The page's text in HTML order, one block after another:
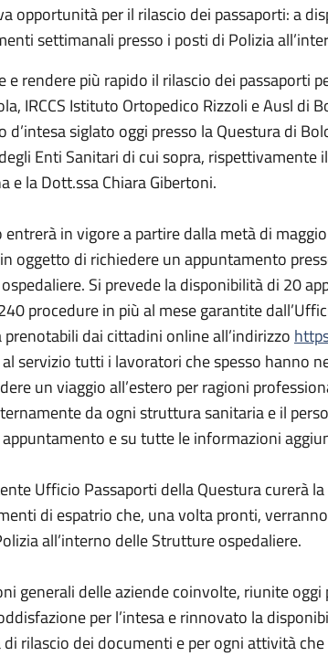
tra Questura di Bologna, IRCCS Policlinico di
opportunità per il rilascio dei passaporti: a
settimanali presso i posti di Polizia
e rendere più rapido il rilascio dei passaporti
IRCCS Istituto Ortopedico Rizzoli e Ausl
d’intesa siglato oggi presso la Questura di
Enti Sanitari di cui sopra,
e la Dott.ssa Chiara Gibertoni.
entrerà in vigore a partire dalla metà di
oggetto di richiedere un appuntamento
Si prevede la disponibilità di 20
procedure in più al mese garantite
prenotabili dai cittadini online all’indirizzo
servizio tutti i lavoratori che spesso hanno
un viaggio all’estero per ragioni
da ogni struttura sanitaria e il
e su tutte le informazioni
Ufficio Passaporti della Questura curerà
di espatrio che, una volta pronti,
all’interno delle Strutture ospedaliere.
generali delle aziende coinvolte, riunite
per l’intesa e rinnovato la
rilascio dei documenti e per ogni attività